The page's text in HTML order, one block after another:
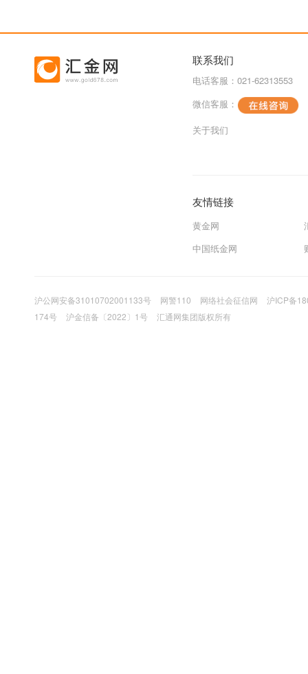
联系我们
电话客服：021-62313553
微信客服：
关于我们
友情链接
黄金网
中国纸金网
沪公网安备31010702001133号 网警110 网络社会征信网
沪ICP备
174号
沪金信备〔2022〕1号 汇通网集团版权所有